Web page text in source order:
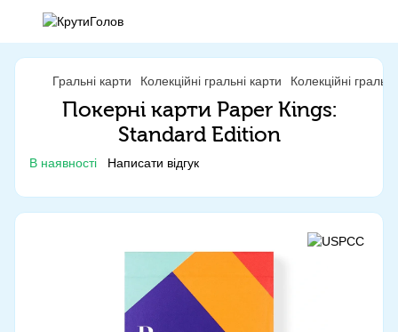
Гральні карти Колекційні гральні карти Колекційні
Покерні карти Paper Kings:
Standard Edition
В наявності Написати відгук